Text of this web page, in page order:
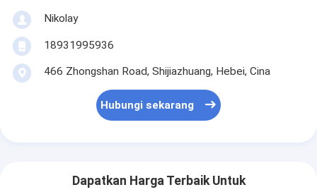
Nikolay
18931995936
466 Zhongshan Road, Shijiazhuang, Hebei, Cina
Hubungi sekarang
Dapatkan Harga Terbaik Untuk